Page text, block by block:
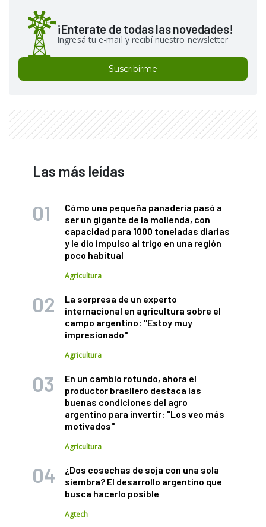
¡Enterate de todas las novedades!
Ingresá tu e-mail y recibí nuestro newsletter
Suscribirme
Las más leídas
Cómo una pequeña panadería pasó a
ser un gigante de la molienda, con
capacidad para 1000 toneladas diarias
y le dio impulso al trigo en una región
poco habitual
Agricultura
La sorpresa de un experto
internacional en agricultura sobre el
campo argentino: "Estoy muy
impresionado"
Agricultura
En un cambio rotundo, ahora el
productor brasilero destaca las
buenas condiciones del agro
argentino para invertir: "Los veo más
motivados"
Agricultura
¿Dos cosechas de soja con una sola
siembra? El desarrollo argentino que
busca hacerlo posible
Agtech